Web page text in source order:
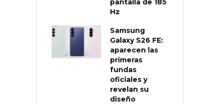
Hz
Samsung
Galaxy S26 FE:
aparecen las
primeras
fundas
oficiales y
revelan su
diseño